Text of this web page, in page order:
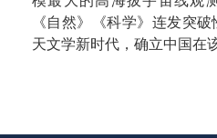
《自然》《科学》连发突
天文学新时代，确立中国在